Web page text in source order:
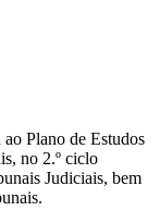
Plano de Estudos
no 2.º ciclo
Judiciais, bem